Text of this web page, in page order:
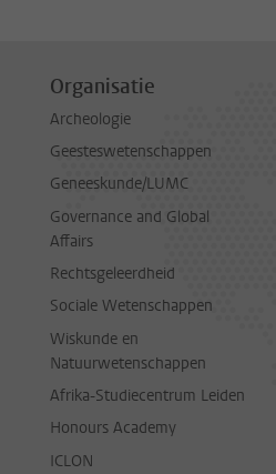
Organisatie
Archeologie
Geesteswetenschappen
Geneeskunde/LUMC
Governance and Global
Affairs
Rechtsgeleerdheid
Sociale Wetenschappen
Wiskunde en
Natuurwetenschappen
Afrika-Studiecentrum Leiden
Honours Academy
ICLON